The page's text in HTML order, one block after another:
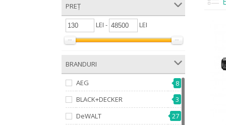
PREȚ
LEI - LEI
BRANDURI
AEG
8
BLACK+DECKER
3
DeWALT
27